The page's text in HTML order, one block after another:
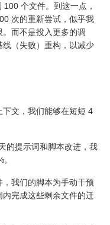
个文件。到这一点，
次的重新尝试，似乎我
而不是投入更多的调
（失败）重构，以减少
文，我们能够在短短 4
的提示词和脚本改进，我
我们的脚本为手动干预
完成这些剩余文件的迁